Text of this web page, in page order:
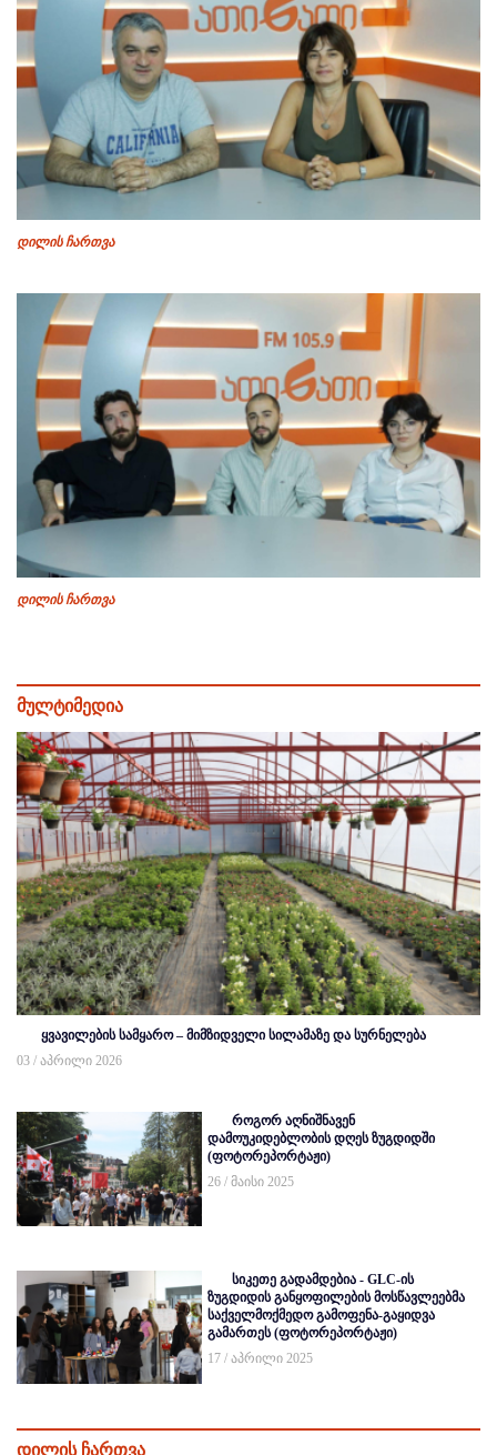
დილის ჩართვა
დილის ჩართვა
მულტიმედია
ყვავილების სამყარო – მიმზიდველი სილამაზე და სურნელება
03 / აპრილი 2026
როგორ აღნიშნავენ
დამოუკიდებლობის დღეს ზუგდიდში
(ფოტორეპორტაჟი)
26 / მაისი 2025
სიკეთე გადამდებია - GLC-ის
ზუგდიდის განყოფილების მოსწავლეებმა
საქველმოქმედო გამოფენა-გაყიდვა
გამართეს (ფოტორეპორტაჟი)
17 / აპრილი 2025
დილის ჩართვა